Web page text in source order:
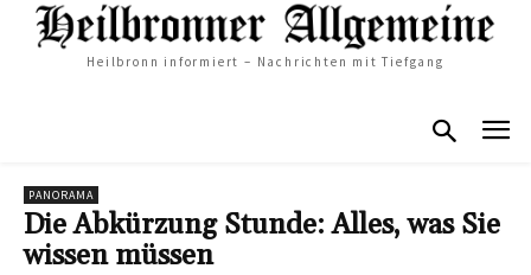
Heilbronn informiert – Nachrichten mit Tiefgang
PANORAMA
Die Abkürzung Stunde: Alles, was Sie
wissen müssen